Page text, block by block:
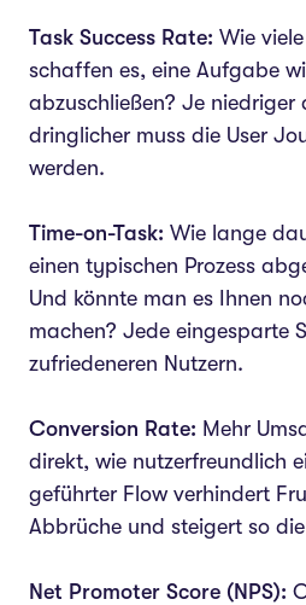
Task Success Rate: Wie
schaffen es, eine Aufgabe
abzuschließen? Je niedriger
dringlicher muss die User
werden.
Time-on-Task: Wie lange
einen typischen Prozess
Und könnte man es Ihnen
machen? Jede eingesparte
zufriedeneren Nutzern.
Conversion Rate: Mehr
direkt, wie nutzerfreundlich
geführter Flow verhindert
Abbrüche und steigert so
Net Promoter Score (NPS):